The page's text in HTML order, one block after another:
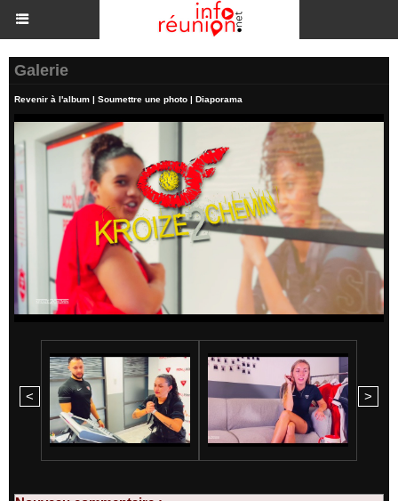
Galerie
Revenir à l'album | Soumettre une photo | Diaporama
< >